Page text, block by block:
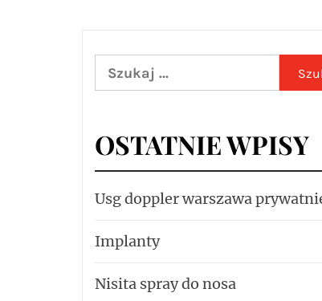
Szukaj:
OSTATNIE WPISY
Usg doppler warszawa
Implanty
Nisita spray do nosa